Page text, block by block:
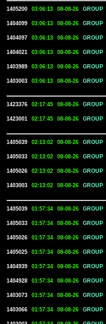
1405200 03:06:13 08-08-26 GROUP
1404099
03:06:13 08-08-26 GROUP
1404097
03:06:13 08-08-26 GROUP
1404021
03:06:13 08-08-26 GROUP
1403989
03:06:13 08-08-26 GROUP
1403003
03:06:13 08-08-26 GROUP
1423376 02:17:45 08-08-26 GROUP
1423001
02:17:45 08-08-26 GROUP
1405039 02:13:02 08-08-26 GROUP
1405033
02:13:02 08-08-26 GROUP
1405026
02:13:02 08-08-26 GROUP
1403003
02:13:02 08-08-26 GROUP
1405039 01:57:34 08-08-26 GROUP
1405033
01:57:34 08-08-26 GROUP
1405026
01:57:34 08-08-26 GROUP
1405025
01:57:34 08-08-26 GROUP
1404939
01:57:34 08-08-26 GROUP
1404928
01:57:34 08-08-26 GROUP
1403073
01:57:34 08-08-26 GROUP
1403066
01:57:34 08-08-26 GROUP